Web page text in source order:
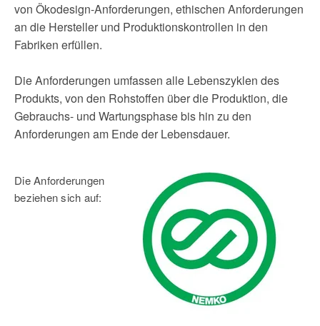
von Ökodesign-Anforderungen, ethischen Anforderungen
an die Hersteller und Produktionskontrollen in den
Fabriken erfüllen.
Die Anforderungen umfassen alle Lebenszyklen des
Produkts, von den Rohstoffen über die Produktion, die
Gebrauchs- und Wartungsphase bis hin zu den
Anforderungen am Ende der Lebensdauer.
Die Anforderungen
beziehen sich auf: